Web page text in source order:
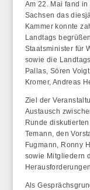
Am 22. Mai fand
Sachsen das
Kammer konnte
Landtags
Staatsminister für
sowie die
Pallas, Sören
Kromer, Andreas
Ziel der
Austausch
Runde
Temann, den
Fugmann, Ronny
sowie Mitgliedern
Als